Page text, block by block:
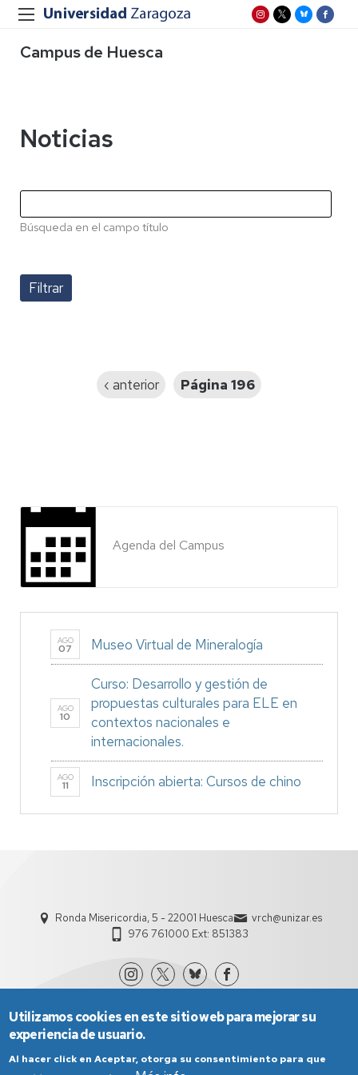
Campus de Huesca
Noticias
Búsqueda en el campo título
Página
‹ anterior Página 196
Agenda del Campus
AGO
07 Museo Virtual de Mineralogía
AGO
10
Curso: Desarrollo y gestión de
propuestas culturales para ELE en
contextos nacionales e
internacionales.
AGO
11 Inscripción abierta: Cursos de chino
Ronda Misericordia, 5 - 22001 Huesca
vrch@unizar.es
976 761000 Ext: 851383
Utilizamos cookies en este sitio web para mejorar su
experiencia de usuario.
Al hacer click en Aceptar, otorga su consentimiento para que